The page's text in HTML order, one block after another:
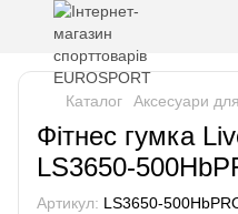
Каталог Аксесуари
Фітнес гумка
LS3650-
Артикул: LS3650-